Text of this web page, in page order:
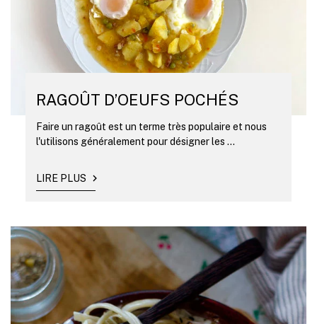
RAGOÛT D’OEUFS POCHÉS
Faire un ragoût est un terme très populaire et nous
l'utilisons généralement pour désigner les ...
LIRE PLUS